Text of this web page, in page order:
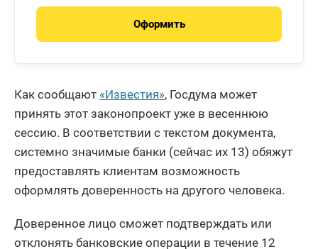
Оформить
Как сообщают «Известия», Госдума может
принять этот законопроект уже в весеннюю
сессию. В соответствии с текстом документа,
системно значимые банки (сейчас их 13) обяжут
предоставлять клиентам возможность
оформлять доверенность на другого человека.
Доверенное лицо сможет подтверждать или
отклонять банковские операции в течение 12